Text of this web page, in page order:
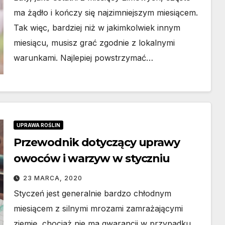
ma żądło i kończy się najzimniejszym miesiącem.
Tak więc, bardziej niż w jakimkolwiek innym
miesiącu, musisz grać zgodnie z lokalnymi
warunkami. Najlepiej powstrzymać…
UPRAWA ROŚLIN
Przewodnik dotyczący uprawy
owoców i warzyw w styczniu
23 MARCA, 2020
Styczeń jest generalnie bardzo chłodnym
miesiącem z silnymi mrozami zamrażającymi
modułowy
– co
producent
2026
Rolety
vs
15 LUTEGO, 2026